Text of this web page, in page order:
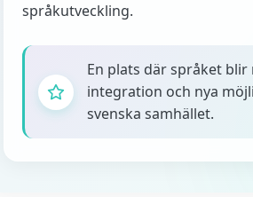
språkutveckling.
En plats där språket blir
integration och nya
svenska samhället.